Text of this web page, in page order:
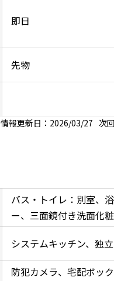
即日
先物
情報更新日：2026/03/27 次
バス・トイレ：別室、
ー、三面鏡付き洗面化
システムキッチン、独
防犯カメラ、宅配ボッ